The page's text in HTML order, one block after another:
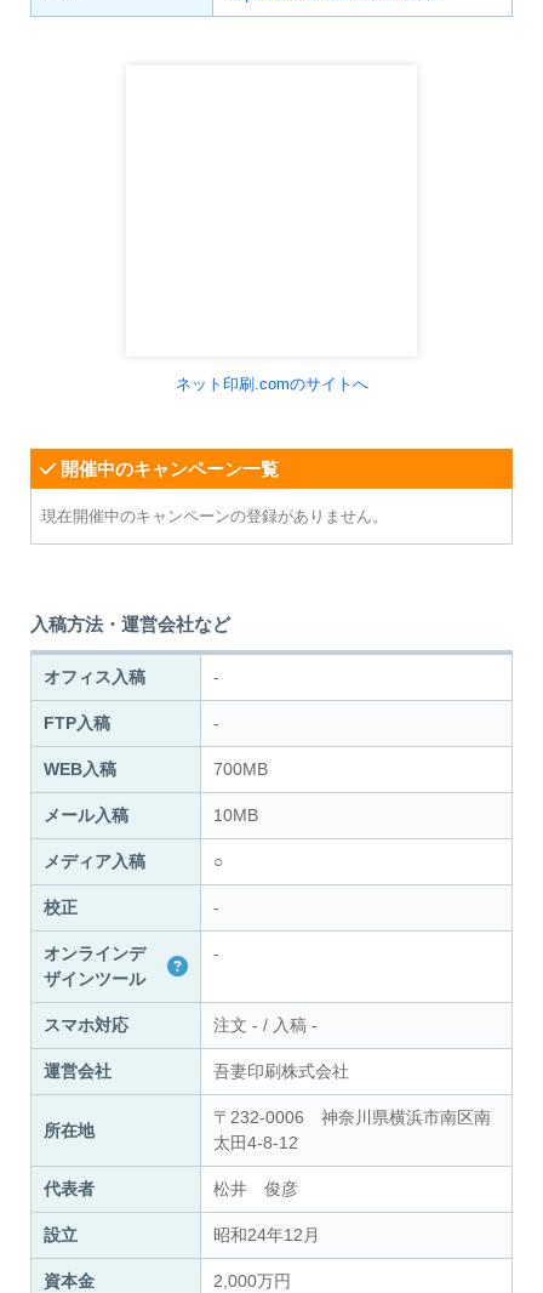
ネット印刷.comのサイトへ
開催中のキャンペーン一覧
現在開催中のキャンペーンの登録がありません。
入稿方法・運営会社など
オフィス入稿 -
FTP入稿 -
WEB入稿 700MB
メール入稿 10MB
メディア入稿 ○
校正 -
オンラインデ
ザインツール
-
スマホ対応 注文 - / 入稿 -
運営会社 吾妻印刷株式会社
所在地
〒232-0006 神奈川県横浜市南区南
太田4-8-12
代表者 松井 俊彦
設立 昭和24年12月
資本金 2,000万円